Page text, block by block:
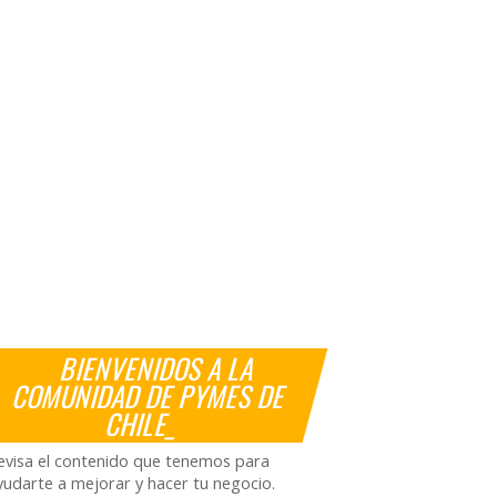
BIENVENIDOS A LA
COMUNIDAD DE PYMES DE
CHILE_
el contenido que tenemos para
a mejorar y hacer tu negocio.